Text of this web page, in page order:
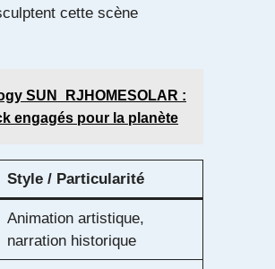
cette scène
SUN_RJHOMESOLAR :
engagés pour la planète
Style / Particularité
Animation artistique,
narration historique